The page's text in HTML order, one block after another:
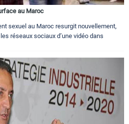
au Maroc
sexuel au Maroc resurgit nouvellement,
réseaux sociaux d’une vidéo dans